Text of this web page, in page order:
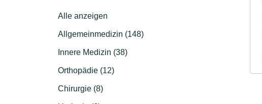
Alle anzeigen
Allgemeinmedizin (148)
Innere Medizin (38)
Orthopädie (12)
Chirurgie (8)